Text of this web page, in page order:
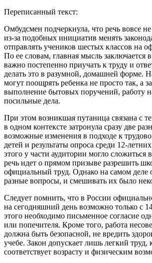
Переписанный текст:
Омбудсмен подчеркнула, что речь вовсе
из-за подобных инициатив менять
отправлять учеников шестых классов на
По ее словам, главная мысль заключается
важно постепенно приучать к труду и
делать это в разумной, домашней форме.
могут поощрять ребенка не просто так, а
выполнение бытовых поручений, работу
посильные дела.
При этом возникшая путаница связана с
в одном контексте затронула сразу две
возможные изменения в подходе к
детей и результаты опроса среди 12-
этого у части аудитории могло сложиться
речь идет о прямом призыве разрешить
официальный труд. Однако на самом деле
разные вопросы, и смешивать их было
Следует помнить, что в России
на сегодняшний день возможно только с
этого необходимо письменное согласие
или попечителя. Кроме того, работа
должна быть безопасной, не вредить
учебе. Закон допускает лишь легкий труд,
соответствует возрасту и физическим